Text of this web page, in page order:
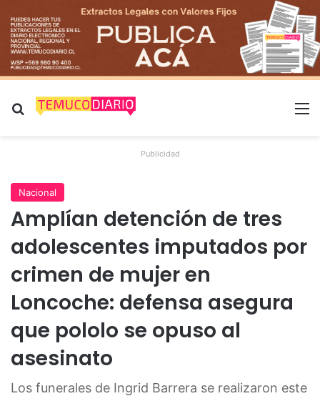
Buscar por
Publicidad
Nacional
Amplían detención de tres
adolescentes imputados por
crimen de mujer en
Loncoche: defensa asegura
que pololo se opuso al
asesinato
Los funerales de Ingrid Barrera se realizaron este